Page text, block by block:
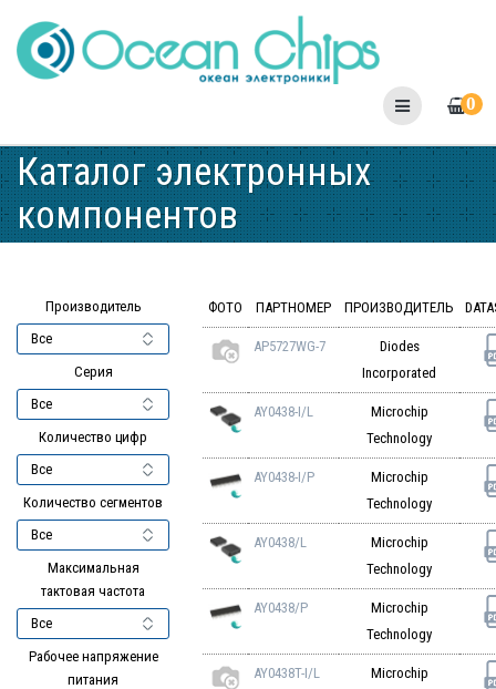
to
content
0
Каталог электронных
компонентов
Производитель
Серия
Количество цифр
Количество сегментов
Максимальная
тактовая частота
Рабочее напряжение
питания
ФОТО ПАРТНОМЕР ПРОИЗВОДИТЕЛЬ
AP5727WG-7
Diodes
Incorporated
AY0438-I/L
Microchip
Technology
AY0438-I/P
Microchip
Technology
AY0438/L
Microchip
Technology
AY0438/P
Microchip
Technology
AY0438T-I/L
Microchip